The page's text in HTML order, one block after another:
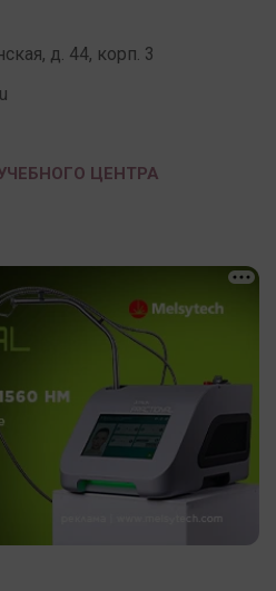
д. 44, корп. 3
ЦЕНТРА